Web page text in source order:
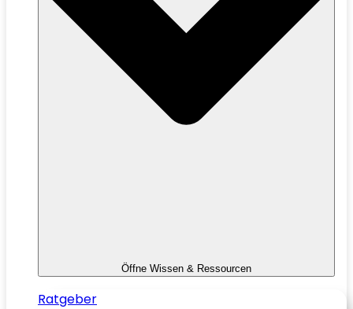
Öffne Wissen & Ressourcen
Ratgeber